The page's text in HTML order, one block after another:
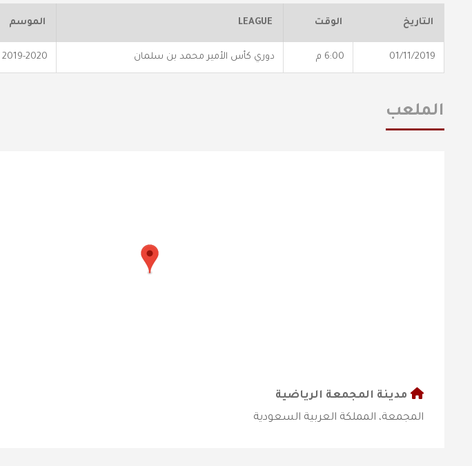
التاريخ الوقت LEAGUE الموسم
01/11/2019 6:00 م دوري كأس الأمير محمد بن سلمان 2019-2020
الملعب
مدينة المجمعة الرياضية
المجمعة، المملكة العربية السعودية